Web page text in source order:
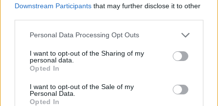
Downstream Participants that may further disclose it to other
Personal Data Processing Opt Outs
I want to opt-out of the Sharing of my
personal data.
Opted In
I want to opt-out of the Sale of my
Personal Data.
Opted In
12 partidos en local
51 partidos de visitante
RIVALES
MÁXIMO
VS Real Madrid
TOTAL
15
COMPETICIONES